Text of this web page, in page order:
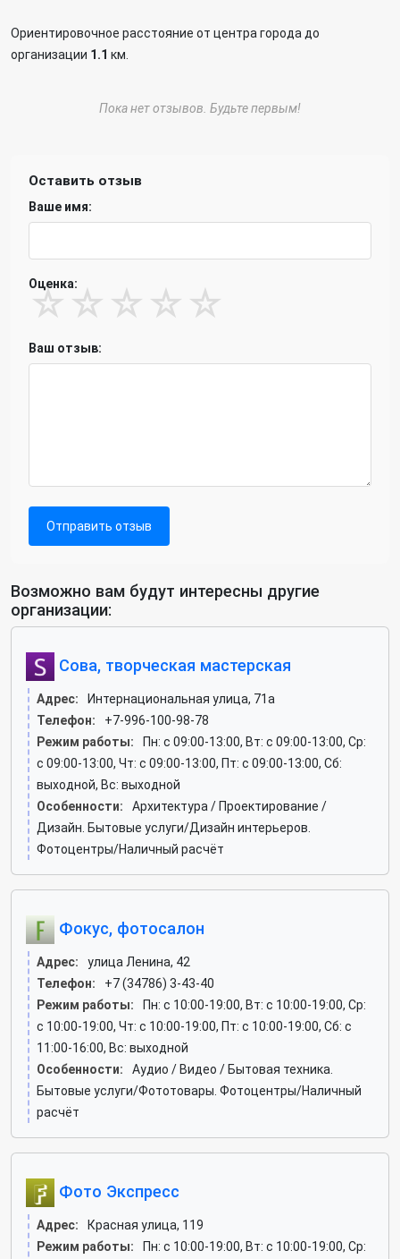
Ориентировочное расстояние от центра города до
организации 1.1 км.
Пока нет отзывов. Будьте первым!
Оставить отзыв
Ваше имя:
Оценка:
☆ ☆ ☆ ☆ ☆
Ваш отзыв:
Отправить отзыв
Возможно вам будут интересны другие
организации:
Сова, творческая мастерская
Адрес:
Интернациональная улица, 71а
Телефон:
+7-996-100-98-78
Режим работы:
Пн: c 09:00-13:00, Вт: c 09:00-13:00, Ср:
c 09:00-13:00, Чт: c 09:00-13:00, Пт: c 09:00-13:00, Сб:
выходной, Вс: выходной
Особенности:
Архитектура / Проектирование /
Дизайн. Бытовые услуги/Дизайн интерьеров.
Фотоцентры/Наличный расчёт
Фокус, фотосалон
Адрес:
улица Ленина, 42
Телефон:
+7 (34786) 3-43-40
Режим работы:
Пн: c 10:00-19:00, Вт: c 10:00-19:00, Ср:
c 10:00-19:00, Чт: c 10:00-19:00, Пт: c 10:00-19:00, Сб: c
11:00-16:00, Вс: выходной
Особенности:
Аудио / Видео / Бытовая техника.
Бытовые услуги/Фототовары. Фотоцентры/Наличный
расчёт
Фото Экспресс
Адрес:
Красная улица, 119
Режим работы:
Пн: c 10:00-19:00, Вт: c 10:00-19:00, Ср: